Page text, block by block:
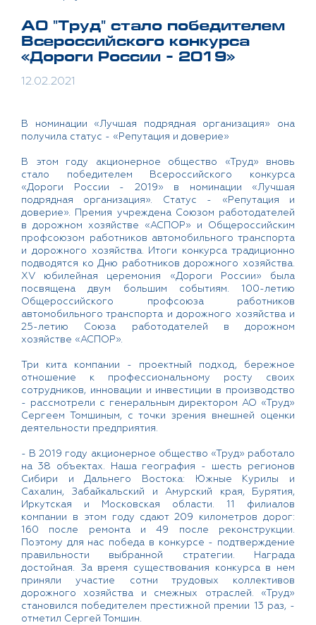
АО "Труд" стало победителем
Всероссийского конкурса
«Дороги России - 2019»
12.02.2021
В номинации «Лучшая подрядная организация» она
получила статус - «Репутация и доверие»
В этом году акционерное общество «Труд» вновь
стало победителем Всероссийского конкурса
«Дороги России - 2019» в номинации «Лучшая
подрядная организация». Статус - «Репутация и
доверие». Премия учреждена Союзом работодателей
в дорожном хозяйстве «АСПОР» и Общероссийским
профсоюзом работников автомобильного транспорта
и дорожного хозяйства. Итоги конкурса традиционно
подводятся ко Дню работников дорожного хозяйства.
XV юбилейная церемония «Дороги России» была
посвящена двум большим событиям. 100-летию
Общероссийского профсоюза работников
автомобильного транспорта и дорожного хозяйства и
25-летию Союза работодателей в дорожном
хозяйстве «АСПОР».
Три кита компании - проектный подход, бережное
отношение к профессиональному росту своих
сотрудников, инновации и инвестиции в производство
- рассмотрели с генеральным директором АО «Труд»
Сергеем Томшиным, с точки зрения внешней оценки
деятельности предприятия.
- В 2019 году акционерное общество «Труд» работало
на 38 объектах. Наша география - шесть регионов
Сибири и Дальнего Востока: Южные Курилы и
Сахалин, Забайкальский и Амурский края, Бурятия,
Иркутская и Московская области. 11 филиалов
компании в этом году сдают 209 километров дорог:
160 после ремонта и 49 после реконструкции.
Поэтому для нас победа в конкурсе - подтверждение
правильности выбранной стратегии. Награда
достойная. За время существования конкурса в нем
приняли участие сотни трудовых коллективов
дорожного хозяйства и смежных отраслей. «Труд»
становился победителем престижной премии 13 раз, -
отметил Сергей Томшин.